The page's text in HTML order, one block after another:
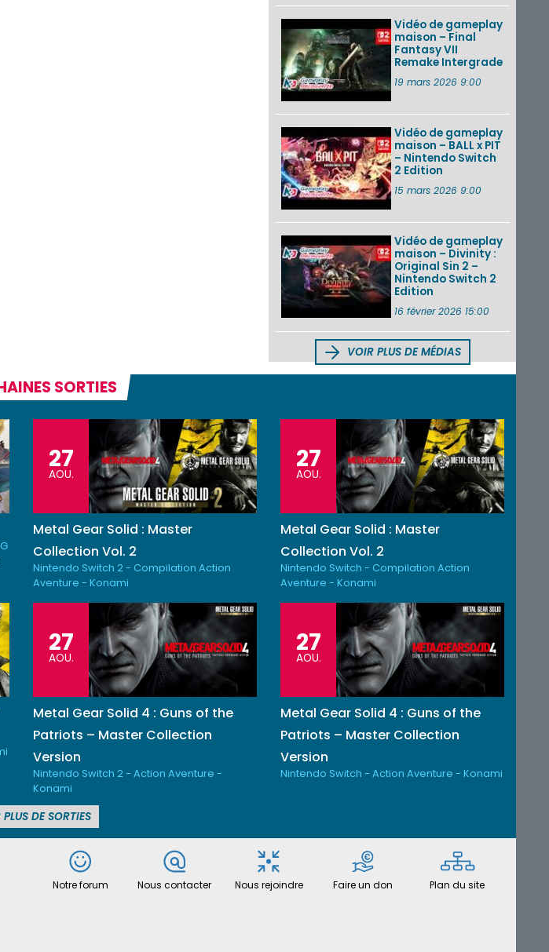
Vidéo de gameplay
maison – Final
Fantasy VII
Remake Intergrade
19 mars 2026 9:00
Vidéo de gameplay
maison – BALL x PIT
– Nintendo Switch
2 Edition
15 mars 2026 9:00
Vidéo de gameplay
maison – Divinity :
Original Sin 2 –
Nintendo Switch 2
Edition
16 février 2026 15:00
VOIR PLUS DE MÉDIAS
SORTIES
27
AOU.
Metal Gear Solid : Master
Collection Vol. 2
Nintendo Switch 2 - Compilation Action
Aventure - Konami
27
AOU.
Metal Gear Solid : Master
Collection Vol. 2
Nintendo Switch - Compilation Action
Aventure - Konami
27
AOU.
Metal Gear Solid 4 : Guns of the
Patriots – Master Collection
Version
Nintendo Switch 2 - Action Aventure -
Konami
27
AOU.
Metal Gear Solid 4 : Guns of the
Patriots – Master Collection
Version
Nintendo Switch - Action Aventure - Konami
DE SORTIES
Notre forum Nous contacter Nous rejoindre Faire un don Plan du site